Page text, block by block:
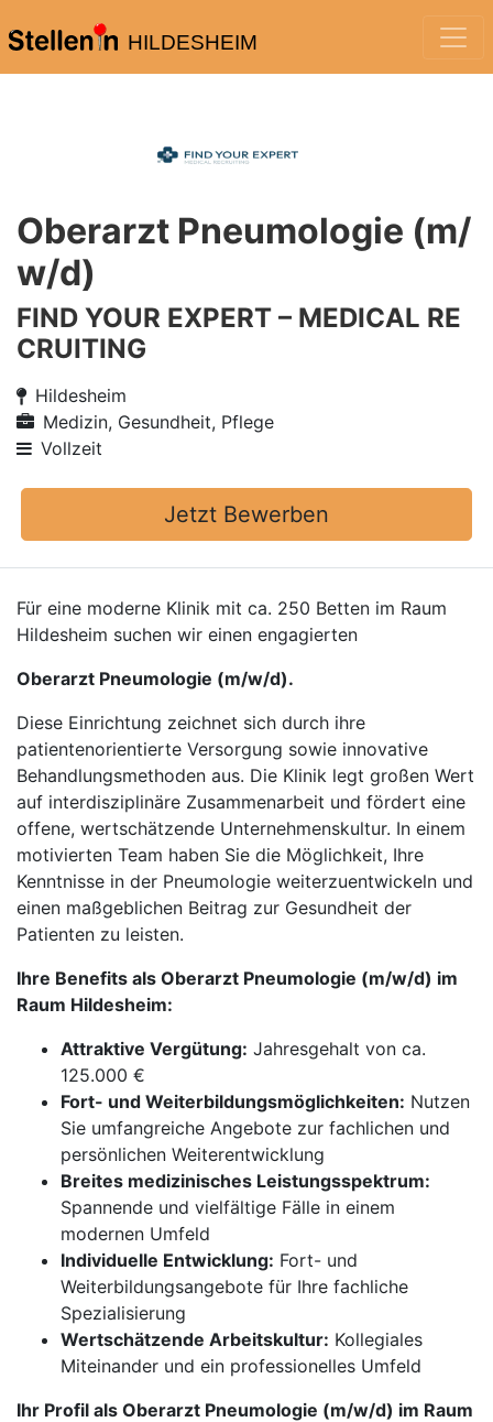
HILDESHEIM
Oberarzt Pneumologie (m/
w/d)
FIND YOUR EXPERT – MEDICAL RE
CRUITING
Hildesheim
Medizin, Gesundheit, Pflege
Vollzeit
Jetzt Bewerben
Für eine moderne Klinik mit ca. 250 Betten im Raum
Hildesheim suchen wir einen engagierten
Oberarzt Pneumologie (m/w/d).
Diese Einrichtung zeichnet sich durch ihre
patientenorientierte Versorgung sowie innovative
Behandlungsmethoden aus. Die Klinik legt großen Wert
auf interdisziplinäre Zusammenarbeit und fördert eine
offene, wertschätzende Unternehmenskultur. In einem
motivierten Team haben Sie die Möglichkeit, Ihre
Kenntnisse in der Pneumologie weiterzuentwickeln und
einen maßgeblichen Beitrag zur Gesundheit der
Patienten zu leisten.
Ihre Benefits als Oberarzt Pneumologie (m/w/d) im
Raum Hildesheim:
Attraktive Vergütung: Jahresgehalt von ca.
125.000 €
Fort- und Weiterbildungsmöglichkeiten: Nutzen
Sie umfangreiche Angebote zur fachlichen und
persönlichen Weiterentwicklung
Breites medizinisches Leistungsspektrum:
Spannende und vielfältige Fälle in einem
modernen Umfeld
Individuelle Entwicklung: Fort- und
Weiterbildungsangebote für Ihre fachliche
Spezialisierung
Wertschätzende Arbeitskultur: Kollegiales
Miteinander und ein professionelles Umfeld
Ihr Profil als Oberarzt Pneumologie (m/w/d) im Raum